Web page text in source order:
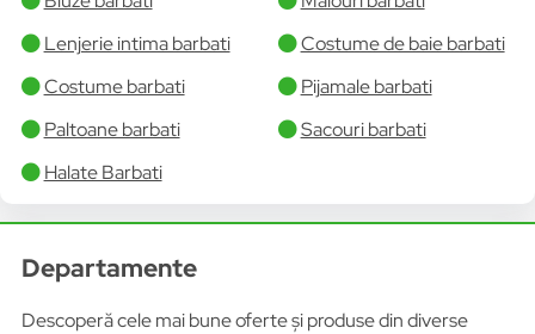
Lenjerie intima barbati
Costume de baie barbati
Costume barbati
Pijamale barbati
Paltoane barbati
Sacouri barbati
Halate Barbati
Departamente
Descoperă cele mai bune oferte și produse din diverse